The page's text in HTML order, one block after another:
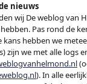
nieuws
wij De weblog van
Pas rond de
kans hebben we
zijn we met alle logs
). In alle